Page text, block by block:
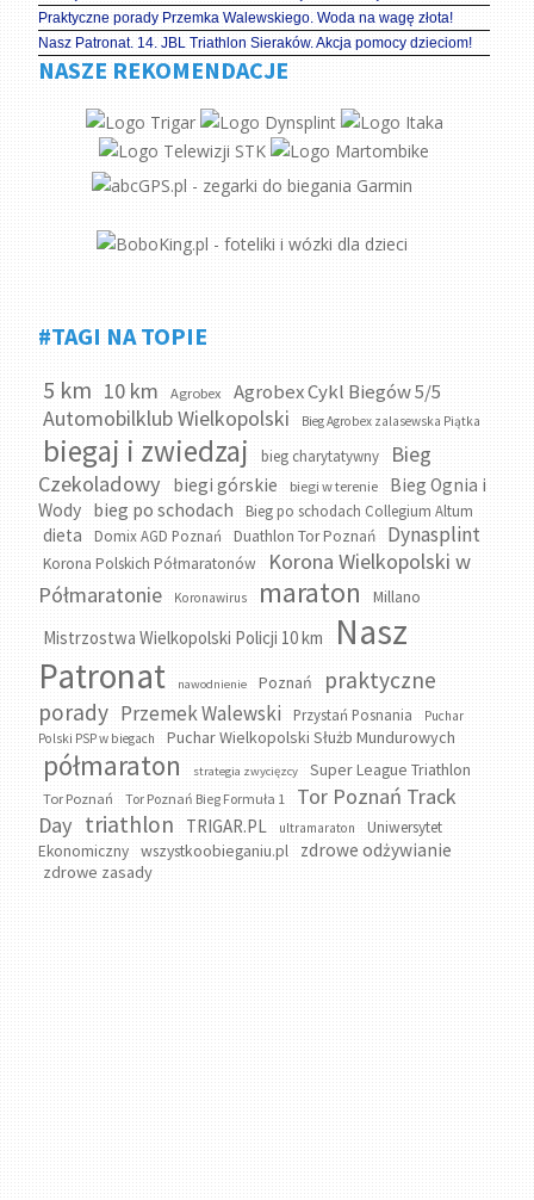
Praktyczne porady Przemka Walewskiego. Woda na wagę złota!
Nasz Patronat. 14. JBL Triathlon Sieraków. Akcja pomocy dzieciom!
NASZE REKOMENDACJE
#TAGI NA TOPIE
5 km 10 km Agrobex Agrobex Cykl Biegów 5/5
Automobilklub Wielkopolski Bieg Agrobex zalasewska Piątka
biegaj i zwiedzaj bieg charytatywny
Bieg
Czekoladowy
biegi górskie biegi w terenie
Bieg Ognia i
Wody bieg po schodach Bieg po schodach Collegium Altum
dieta Domix AGD Poznań Duathlon Tor Poznań Dynasplint
Korona Polskich Półmaratonów
Korona Wielkopolski w
Półmaratonie
Koronawirus maraton Millano
Mistrzostwa Wielkopolski Policji 10 km
Nasz
Patronat
nawodnienie Poznań
praktyczne
porady Przemek Walewski Przystań Posnania
Puchar
Polski PSP w biegach
Puchar Wielkopolski Służb Mundurowych
półmaraton strategia zwycięzcy Super League Triathlon
Tor Poznań Tor Poznań Bieg Formuła 1
Tor Poznań Track
Day triathlon TRIGAR.PL ultramaraton
Uniwersytet
Ekonomiczny
wszystkoobieganiu.pl zdrowe odżywianie
zdrowe zasady